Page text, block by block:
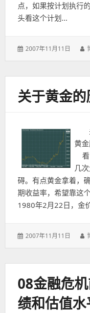
点，如果按计划执行
头看这个计划…
发
2007年11月11日
关于黄金
关
黄
看
几
碍。有点黄金拿着，
期收益率，希望靠
1980年2月22日，金
发
2007年11月11日
08金融危
绩和估值水